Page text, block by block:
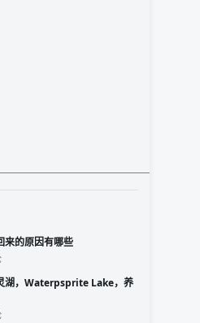
来的原因有哪些
湖，Waterpsprite Lake，养